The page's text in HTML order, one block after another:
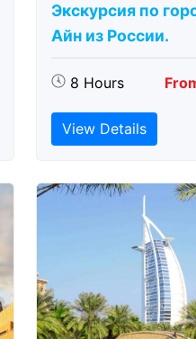
Экскурсия по
Айн из России.
8 Hours
View Details